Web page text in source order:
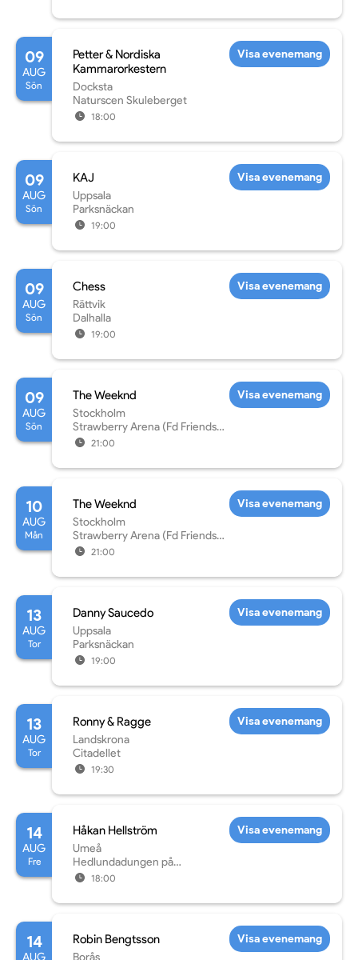
09
AUG
Sön
Petter & Nordiska
Kammarorkestern
Docksta
Naturscen Skuleberget
18:00
Visa evenemang
09
AUG
Sön
KAJ
Uppsala
Parksnäckan
19:00
Visa evenemang
09
AUG
Sön
Chess
Rättvik
Dalhalla
19:00
Visa evenemang
09
AUG
Sön
The Weeknd
Stockholm
Strawberry Arena (Fd Friends
Arena)
21:00
Visa evenemang
10
AUG
Mån
The Weeknd
Stockholm
Strawberry Arena (Fd Friends
Arena)
21:00
Visa evenemang
13
AUG
Tor
Danny Saucedo
Uppsala
Parksnäckan
19:00
Visa evenemang
13
AUG
Tor
Ronny & Ragge
Landskrona
Citadellet
19:30
Visa evenemang
14
AUG
Fre
Håkan Hellström
Umeå
Hedlundadungen på
Noliaområdet
18:00
Visa evenemang
14 Robin Bengtsson Visa evenemang